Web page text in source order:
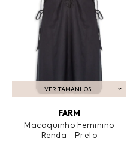
VER TAMANHOS
ADICIONAR AO CARRINHO
FARM
Macaquinho Feminino
Renda - Preto